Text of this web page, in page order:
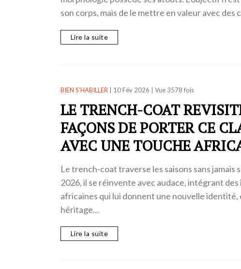
son corps, mais de le mettre en valeur avec des
Lire la suite
BIEN S’HABILLER 10 Fév 2026 Vue 3578 fois
LE TRENCH-COAT
FAÇONS DE PORTER CE
AVEC UNE TOUCHE
Le trench-coat traverse les saisons sans jamais
2026, il se réinvente avec audace, intégrant
africaines qui lui donnent une nouvelle
héritage…
Lire la suite